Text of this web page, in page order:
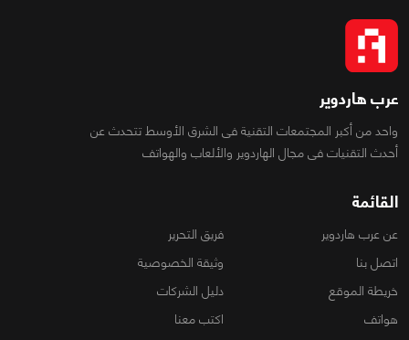
عرب هاردوير
واحد من أكبر المجتمعات التقنية فى الشرق الأوسط تتحدث عن
أحدث التقنيات فى مجال الهاردوير والألعاب والهواتف
القائمة
عن عرب هاردوير
فريق التحرير
اتصل بنا
وثيقة الخصوصية
خريطة الموقع
دليل الشركات
هواتف
اكتب معنا